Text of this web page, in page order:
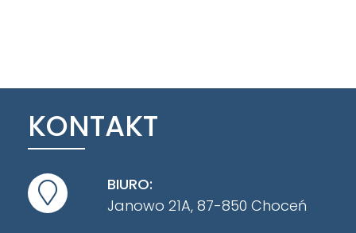
KONTAKT
BIURO:
Janowo 21A, 87-850 Choceń